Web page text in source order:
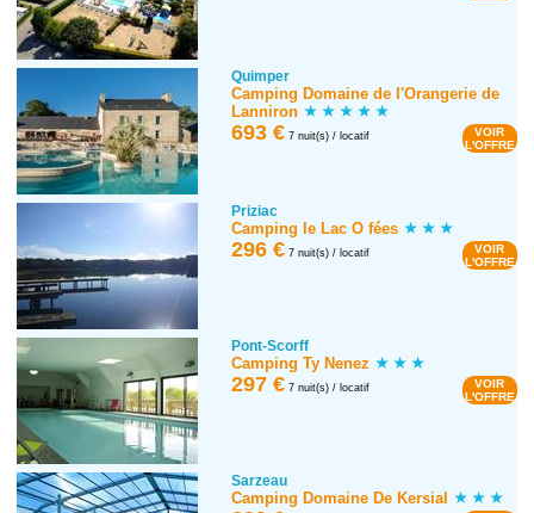
Quimper
Camping Domaine de l'Orangerie de
Lanniron
693 € 7 nuit(s) / locatif
VOIR
L'OFFRE
Priziac
Camping le Lac O fées
296 € 7 nuit(s) / locatif
VOIR
L'OFFRE
Pont-Scorff
Camping Ty Nenez
297 € 7 nuit(s) / locatif
VOIR
L'OFFRE
Sarzeau
Camping Domaine De Kersial